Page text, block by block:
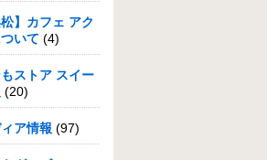
】カフェ アク
いて (4)
ストア スイー
(20)
ア情報 (97)